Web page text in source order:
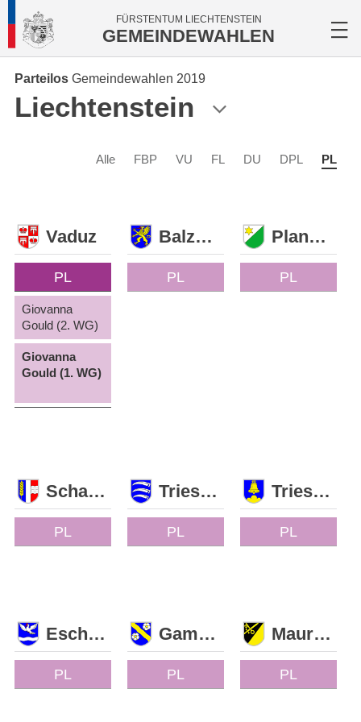
FÜRSTENTUM LIECHTENSTEIN
GEMEINDEWAHLEN
Parteilos Gemeindewahlen 2019
Liechtenstein
Alle FBP VU FL DU DPL PL
Vaduz
PL
Giovanna
Gould (2. WG)
Giovanna
Gould (1. WG)
Balzers
PL
Planken
PL
Schaan
PL
Triesen
PL
Triesenberg
PL
Eschen
PL
Gamprin
PL
Mauren
PL